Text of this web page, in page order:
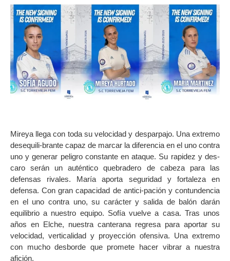
Mireya llega con toda su velocidad y desparpajo. Una extremo
desequili-brante capaz de marcar la diferencia en el uno contra
uno y generar peligro constante en ataque. Su rapidez y des-
caro serán un auténtico quebradero de cabeza para las
defensas rivales. María aporta seguridad y fortaleza en
defensa. Con gran capacidad de antici-pación y contundencia
en el uno contra uno, su carácter y salida de balón darán
equilibrio a nuestro equipo. Sofía vuelve a casa. Tras unos
años en Elche, nuestra canterana regresa para aportar su
velocidad, verticalidad y proyección ofensiva. Una extremo
con mucho desborde que promete hacer vibrar a nuestra
afición.